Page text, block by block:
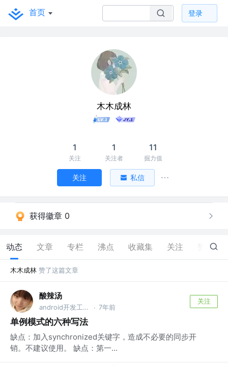
首页 登录
木木成林
1
关注
1
关注者
11
掘力值
关注 私信
获得徽章 0
动态 文章 专栏 沸点 收藏集 关注 8
木木成林 赞了这篇文章
酸辣汤
android开发工程师 · 7年前
关注
单例模式的六种写法
缺点：加入synchronized关键字，造成不必要的同步开
销。不建议使用。 缺点：第一...